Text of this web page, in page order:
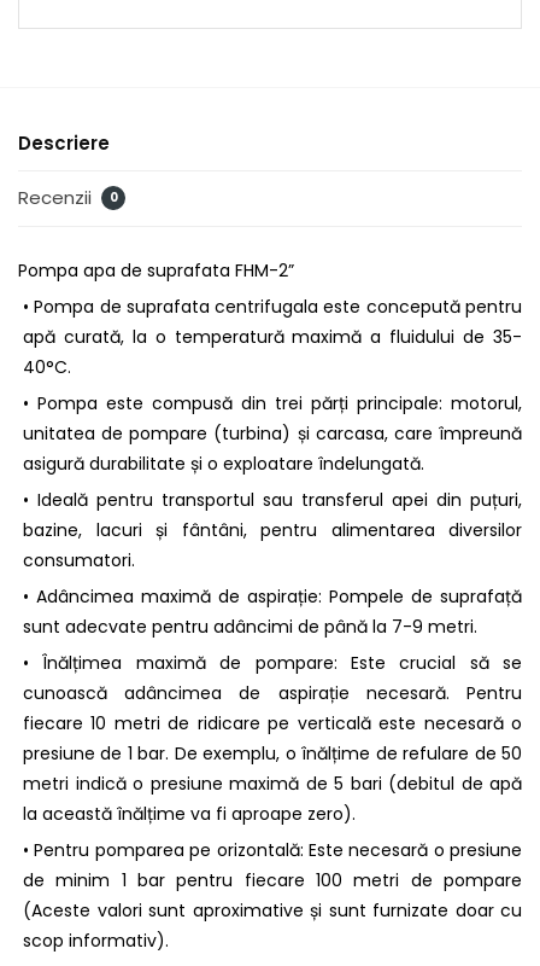
Descriere
Recenzii 0
Pompa apa de suprafata FHM-2”
• Pompa de suprafata centrifugala este concepută pentru
apă curată, la o temperatură maximă a fluidului de 35-
40°C.
• Pompa este compusă din trei părți principale: motorul,
unitatea de pompare (turbina) și carcasa, care împreună
asigură durabilitate și o exploatare îndelungată.
• Ideală pentru transportul sau transferul apei din puțuri,
bazine, lacuri și fântâni, pentru alimentarea diversilor
consumatori.
• Adâncimea maximă de aspirație: Pompele de suprafață
sunt adecvate pentru adâncimi de până la 7-9 metri.
• Înălțimea maximă de pompare: Este crucial să se
cunoască adâncimea de aspirație necesară. Pentru
fiecare 10 metri de ridicare pe verticală este necesară o
presiune de 1 bar. De exemplu, o înălțime de refulare de 50
metri indică o presiune maximă de 5 bari (debitul de apă
la această înălțime va fi aproape zero).
• Pentru pomparea pe orizontală: Este necesară o presiune
de minim 1 bar pentru fiecare 100 metri de pompare
(Aceste valori sunt aproximative și sunt furnizate doar cu
scop informativ).